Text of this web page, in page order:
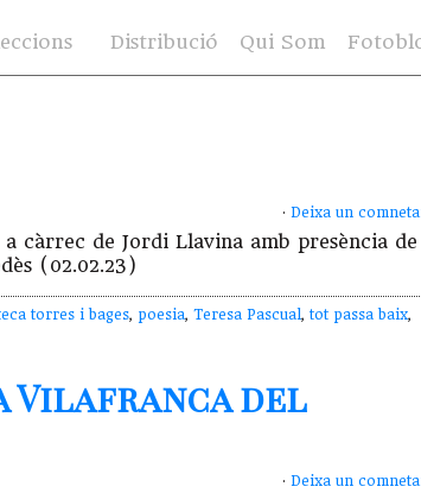
Distribució Qui Som
· Deixa un
càrrec de Jordi Llavina amb presència de
(02.02.23)
torres i bages, poesia, Teresa Pascual, tot passa baix,
a Vilafranca del
· Deixa un